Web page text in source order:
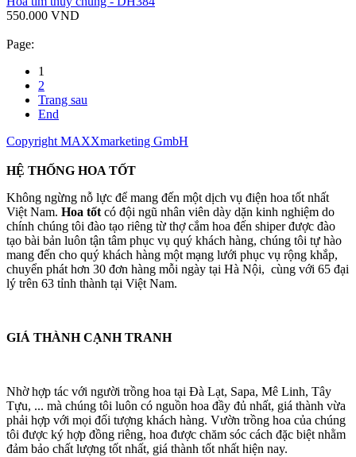
550.000 VND
Page:
1
2
Trang sau
End
Copyright MAXXmarketing GmbH
HỆ THỐNG HOA TỐT
Không ngừng nỗ lực để mang đến một dịch vụ điện hoa tốt nhất
Việt Nam. Hoa tốt có đội ngũ nhân viên dày dặn kinh nghiệm do
chính chúng tôi đào tạo riêng từ thợ cắm hoa đến shiper được đào
tạo bài bản luôn tận tâm phục vụ quý khách hàng, chúng tôi tự hào
mang đến cho quý khách hàng một mạng lưới phục vụ rộng khắp,
chuyển phát hơn 30 đơn hàng mỗi ngày tại Hà Nội, cùng với 65 đại
lý trên 63 tỉnh thành tại Việt Nam.
GIÁ THÀNH CẠNH TRANH
Nhờ hợp tác với người trồng hoa tại Đà Lạt, Sapa, Mê Linh, Tây
Tựu, ... mà chúng tôi luôn có nguồn hoa đầy đủ nhất, giá thành vừa
phải hợp với mọi đối tượng khách hàng. Vườn trồng hoa của chúng
tôi được ký hợp đồng riêng, hoa được chăm sóc cách đặc biệt nhằm
đảm bảo chất lượng tốt nhất, giá thành tốt nhất hiện nay.